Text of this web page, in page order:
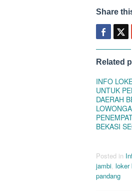
Share
Related
INFO
UNTUK
DAERAH
BEKASI
Posted in
jambi, loker
pandang